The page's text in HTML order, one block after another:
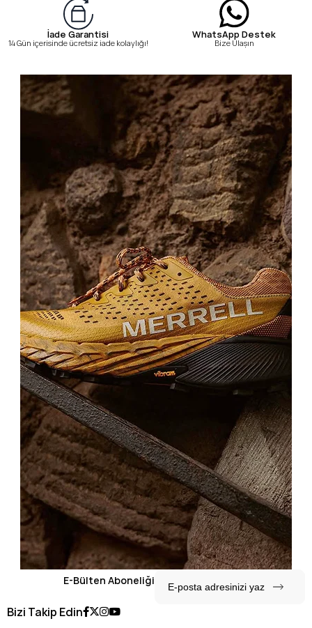
İade Garantisi
14 Gün içerisinde ücretsiz iade kolaylığı!
WhatsApp Destek
Bize Ulaşın
E-Bülten Aboneliği
Bizi Takip Edin